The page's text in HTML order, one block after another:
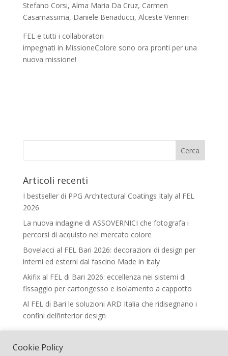
Stefano Corsi, Alma Maria Da Cruz, Carmen
Casamassima, Daniele Benaducci, Alceste Venneri
FEL e tutti i collaboratori
impegnati in MissioneColore sono ora pronti per una
nuova missione!
Articoli recenti
I bestseller di PPG Architectural Coatings Italy al FEL
2026
La nuova indagine di ASSOVERNICI che fotografa i
percorsi di acquisto nel mercato colore
Bovelacci al FEL Bari 2026: decorazioni di design per
interni ed esterni dal fascino Made in Italy
Akifix al FEL di Bari 2026: eccellenza nei sistemi di
fissaggio per cartongesso e isolamento a cappotto
Al FEL di Bari le soluzioni ARD Italia che ridisegnano i
confini dell’interior design
Legal
Cookie Policy